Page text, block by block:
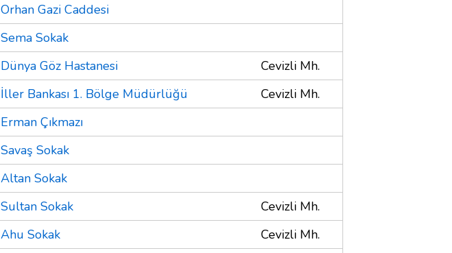
Orhan Gazi Caddesi
Sema Sokak
Dünya Göz Hastanesi
Cevizli Mh.
İller Bankası 1. Bölge Müdürlüğü
Cevizli Mh.
Erman Çıkmazı
Savaş Sokak
Altan Sokak
Sultan Sokak
Cevizli Mh.
Ahu Sokak
Cevizli Mh.